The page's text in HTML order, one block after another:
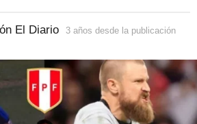
El Diario 3 años desde la publicación
o
s
s